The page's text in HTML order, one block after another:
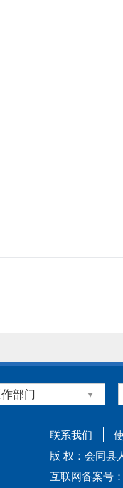
联系我们
版 权：会同县
互联网备案号